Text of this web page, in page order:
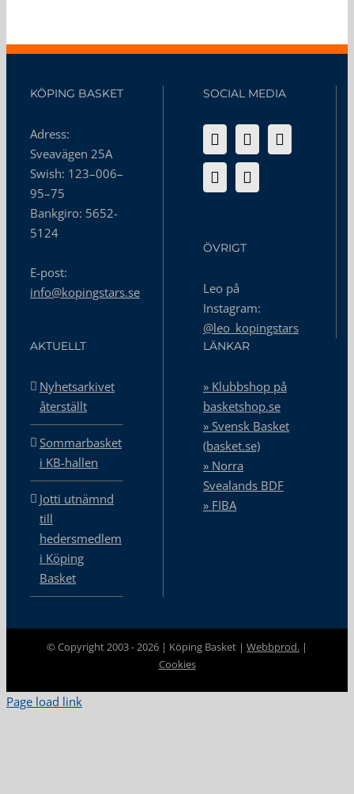
KÖPING BASKET
Adress:
Sveavägen 25A
Swish: 123–006–
95–75
Bankgiro: 5652-
5124
E-post:
info@kopingstars.se
SOCIAL MEDIA
ÖVRIGT
Leo på
Instagram:
@leo_kopingstars
AKTUELLT
Nyhetsarkivet
återställt
Sommarbasket
i KB-hallen
Jotti utnämnd
till
hedersmedlem
i Köping
Basket
LÄNKAR
» Klubbshop på
basketshop.se
» Svensk Basket
(basket.se)
» Norra
Svealands BDF
» FIBA
© Copyright 2003 -2026 | Köping Basket | Webbprod. |
Cookies
Page load link